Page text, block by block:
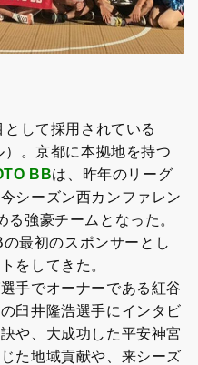
して採用されている
。京都に本拠地を持つ
BBは、昨年のリーグ
シーズン西カンファレン
強豪チームとなった。
最初のスポンサーとし
をしてきた。
手でオーナーである紅谷
臼井隆浩選手にインタビ
や、大成功した平安神宮
た地域貢献や、来シーズ